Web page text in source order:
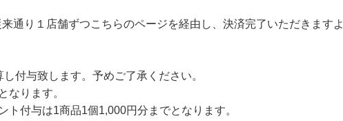
通り１店舗ずつこちらのページを経由し、決済完了いただきますよ
付与致します。予めご了承ください。
なります。
付与は1商品1個1,000円分までとなります。